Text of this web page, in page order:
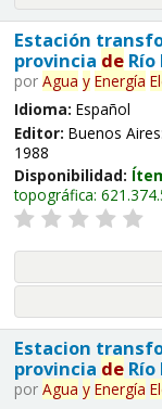
Estación
provincia deRío
por Agua y Energía
Idioma: Español
Editor: Buenos Aires:
1988
Disponibilidad:
topográfica:
Estacion
provincia deRío
por Agua y Energía